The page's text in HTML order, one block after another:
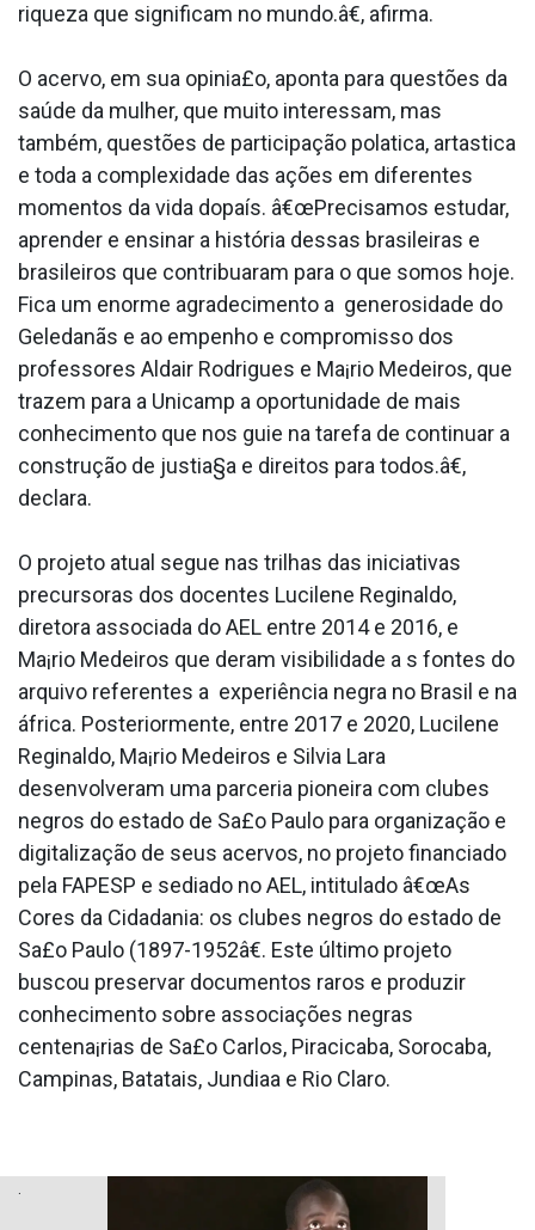
riqueza que significam no mundo.â€, afirma.
O acervo, em sua opinia£o, aponta para questões da
saúde da mulher, que muito interessam, mas
também, questões de participação pola­tica, arta­stica
e toda a complexidade das ações em diferentes
momentos da vida dopaís. â€œPrecisamos estudar,
aprender e ensinar a história dessas brasileiras e
brasileiros que contribua­ram para o que somos hoje.
Fica um enorme agradecimento a generosidade do
Geledanãs e ao empenho e compromisso dos
professores Aldair Rodrigues e Ma¡rio Medeiros, que
trazem para a Unicamp a oportunidade de mais
conhecimento que nos guie na tarefa de continuar a
construção de justia§a e direitos para todos.â€,
declara.
O projeto atual segue nas trilhas das iniciativas
precursoras dos docentes Lucilene Reginaldo,
diretora associada do AEL entre 2014 e 2016, e
Ma¡rio Medeiros que deram visibilidade a s fontes do
arquivo referentes a experiência negra no Brasil e na
áfrica. Posteriormente, entre 2017 e 2020, Lucilene
Reginaldo, Ma¡rio Medeiros e Silvia Lara
desenvolveram uma parceria pioneira com clubes
negros do estado de Sa£o Paulo para organização e
digitalização de seus acervos, no projeto financiado
pela FAPESP e sediado no AEL, intitulado â€œAs
Cores da Cidadania: os clubes negros do estado de
Sa£o Paulo (1897-1952â€. Este último projeto
buscou preservar documentos raros e produzir
conhecimento sobre associações negras
centena¡rias de Sa£o Carlos, Piracicaba, Sorocaba,
Campinas, Batatais, Jundiaa­ e Rio Claro.
.